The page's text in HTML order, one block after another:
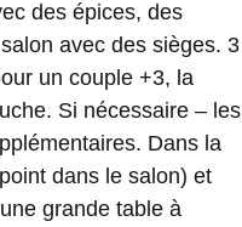
des épices, des
avec des sièges. 3
un couple +3, la
Si nécessaire – les
Dans la
dans le salon) et
grande table à